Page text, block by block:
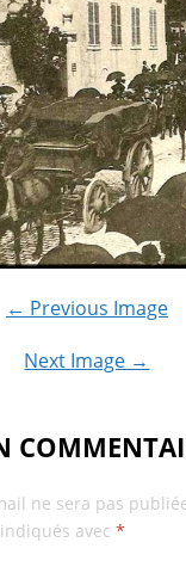
← Previous Image
Next Image →
ne sera pas
avec *